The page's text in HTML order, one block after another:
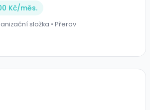
Kč/měs.
složka • Přerov